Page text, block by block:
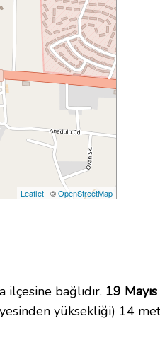
Leaflet | ©OpenStreetMap
bağlıdır. 19
yüksekliği) 14